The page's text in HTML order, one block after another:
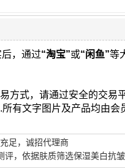
，通过“淘宝”或“闲鱼”等
方式，请通过安全的交易
有文字图片及产品均由
足，诚招代理商
评，依据肤质筛选保湿美白抗